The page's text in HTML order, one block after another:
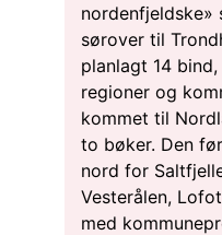
sørover til
planlagt 14
regioner og
kommet til
to bøker. Den
nord for
Vesterålen,
med